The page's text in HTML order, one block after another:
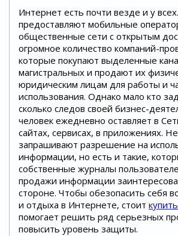
Интернет есть почти везде и у
предоставляют мобильные
общественные сети с открытым
огромное количество компаний-
которые покупают выделенные
магистральных и продают их
юридическим лицам для работы и
использования. Однако мало кто
сколько следов своей бизнес-
человек ежедневно оставляет в
сайтах, сервисах, в приложениях.
запрашивают разрешение на
информации, но есть и такие,
собственные журналы
продажи информации
стороне. Чтобы обезопасить себя
и отдыха в Интернете, стоит
помогает решить ряд серьезных
повысить уровень защиты.